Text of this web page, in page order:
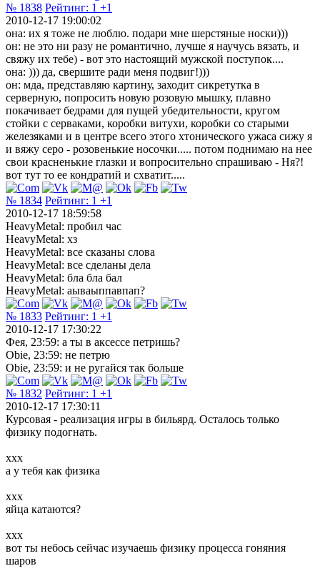
№ 1838 Рейтинг: 1 +1
2010-12-17 19:00:02
она: их я тоже не люблю. подари мне шерстяные носки)))
он: не это ни разу не романтично, лучше я научусь вязать, и
свяжу их тебе) - вот это настоящий мужской поступок....
она: ))) да, свершите ради меня подвиг!)))
он: мда, представляю картину, заходит сикретутка в
серверную, попросить новую розовую мышку, плавно
покачивает бедрами для пущей убедительности, кругом
стойки с серваками, коробки витухи, коробки со старыми
железяками и в центре всего этого хтонического ужаса сижу я
и вяжу серо - розовенькие носочки..... потом поднимаю на нее
свои красненькие глазки и вопросительно спрашиваю - Ня?!
вот тут то ее кондратий и схватит.....
№ 1834 Рейтинг: 1 +1
2010-12-17 18:59:58
HeavyMetal: пробил час
HeavyMetal: хз
HeavyMetal: все сказаны слова
HeavyMetal: все сделаны дела
HeavyMetal: бла бла бал
HeavyMetal: аываыппавпап?
№ 1833 Рейтинг: 1 +1
2010-12-17 17:30:22
Фея, 23:59: а ты в аксессе петришь?
Obie, 23:59: не петрю
Obie, 23:59: и не ругайся так больше
№ 1832 Рейтинг: 1 +1
2010-12-17 17:30:11
Курсовая - реализация игры в бильярд. Осталось только
физику подогнать.
ххх
а у тебя как физика
ххх
яйца катаются?
ххх
вот ты небось сейчас изучаешь физику процесса гоняния
шаров